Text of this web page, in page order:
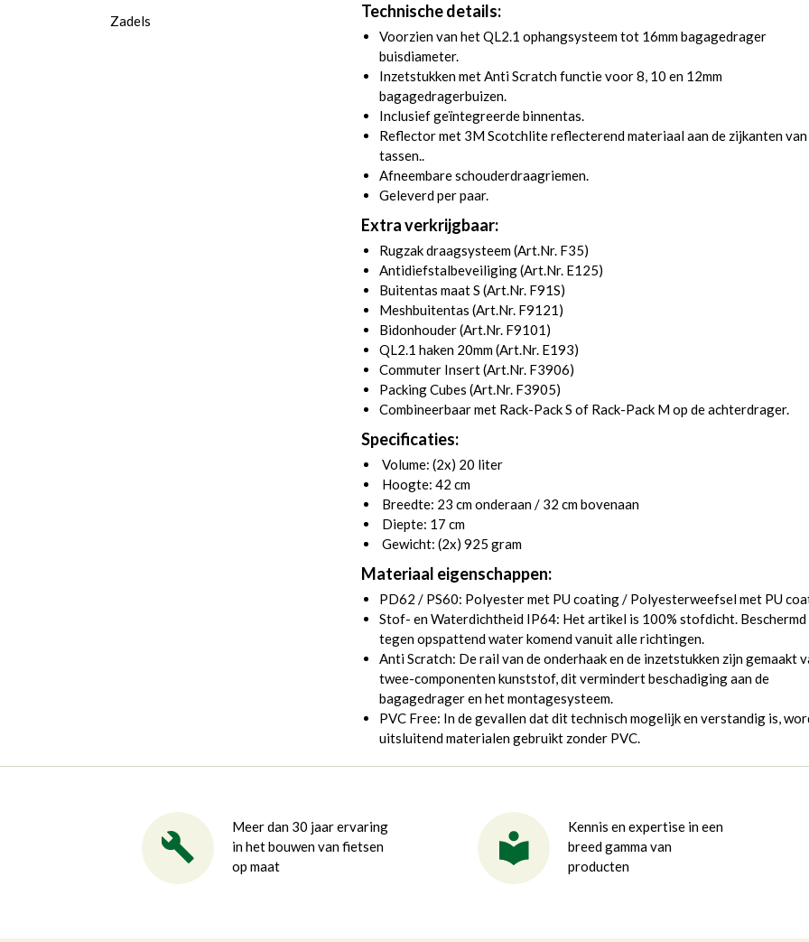
Technische details:
Voorzien van het QL2.1 ophangsysteem tot 16mm bagagedrager
buisdiameter.
Inzetstukken met Anti Scratch functie voor 8, 10 en 12mm
bagagedragerbuizen.
Inclusief geïntegreerde binnentas.
Reflector met 3M Scotchlite reflecterend materiaal aan de zijkanten van
tassen..
Afneembare schouderdraagriemen.
Geleverd per paar.
Extra verkrijgbaar:
Rugzak draagsysteem (Art.Nr. F35)
Antidiefstalbeveiliging (Art.Nr. E125)
Buitentas maat S (Art.Nr. F91S)
Meshbuitentas (Art.Nr. F9121)
Bidonhouder (Art.Nr. F9101)
QL2.1 haken 20mm (Art.Nr. E193)
Commuter Insert (Art.Nr. F3906)
Packing Cubes (Art.Nr. F3905)
Combineerbaar met Rack-Pack S of Rack-Pack M op de achterdrager.
Specificaties:
Volume: (2x) 20 liter
Hoogte: 42 cm
Breedte: 23 cm onderaan / 32 cm bovenaan
Diepte: 17 cm
Gewicht: (2x) 925 gram
Materiaal eigenschappen:
PD62 / PS60: Polyester met PU coating / Polyesterweefsel met PU
Stof- en Waterdichtheid IP64: Het artikel is 100% stofdicht. Beschermd
tegen opspattend water komend vanuit alle richtingen.
Anti Scratch: De rail van de onderhaak en de inzetstukken zijn gemaakt
twee-componenten kunststof, dit vermindert beschadiging aan de
bagagedrager en het montagesysteem.
PVC Free: In de gevallen dat dit technisch mogelijk en verstandig is,
uitsluitend materialen gebruikt zonder PVC.
Zadels
Meer dan 30 jaar ervaring
in het bouwen van fietsen
op maat
Kennis en expertise in een
breed gamma van
producten